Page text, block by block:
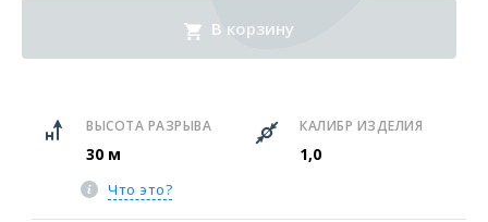
В корзину
ВЫСОТА РАЗРЫВА
30 м
КАЛИБР ИЗДЕЛИЯ
1,0
Что это?